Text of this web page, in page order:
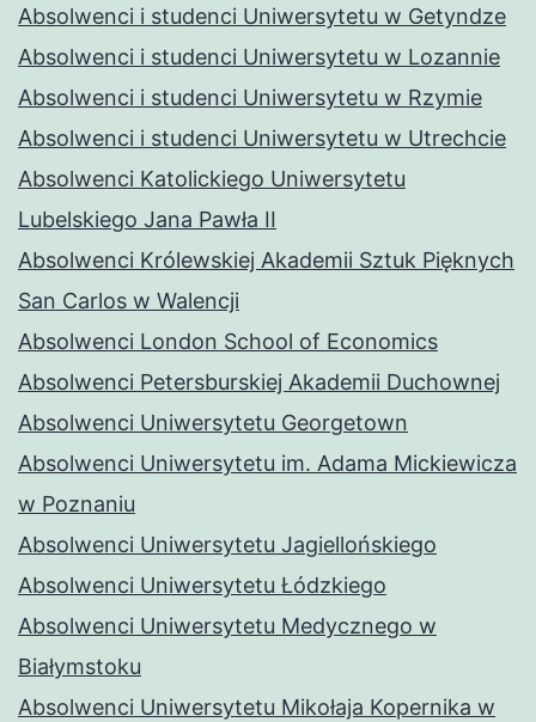
Absolwenci i studenci Uniwersytetu w Getyndze
Absolwenci i studenci Uniwersytetu w Lozannie
Absolwenci i studenci Uniwersytetu w Rzymie
Absolwenci i studenci Uniwersytetu w Utrechcie
Absolwenci Katolickiego Uniwersytetu
Lubelskiego Jana Pawła II
Absolwenci Królewskiej Akademii Sztuk Pięknych
San Carlos w Walencji
Absolwenci London School of Economics
Absolwenci Petersburskiej Akademii Duchownej
Absolwenci Uniwersytetu Georgetown
Absolwenci Uniwersytetu im. Adama Mickiewicza
w Poznaniu
Absolwenci Uniwersytetu Jagiellońskiego
Absolwenci Uniwersytetu Łódzkiego
Absolwenci Uniwersytetu Medycznego w
Białymstoku
Absolwenci Uniwersytetu Mikołaja Kopernika w